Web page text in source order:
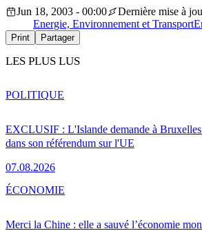
Jun 18, 2003 - 00:00
Dernière mise à
Energie, Environnement et Transport
Print Partager
LES PLUS LUS
EXCLUSIF : L'Islande demande à Bruxelles
dans son référendum sur l'UE
07.08.2026
POLITIQUE
Merci la Chine : elle a sauvé l’économie
ÉCONOMIE